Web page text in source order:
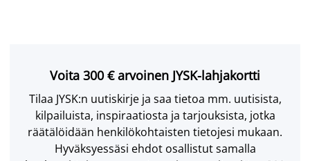
Voita 300 € arvoinen JYSK-lahjakortti
Tilaa JYSK:n uutiskirje ja saa tietoa mm. uutisista,
kilpailuista, inspiraatiosta ja tarjouksista, jotka
räätälöidään henkilökohtaisten tietojesi mukaan.
Hyväksyessäsi ehdot osallistut samalla